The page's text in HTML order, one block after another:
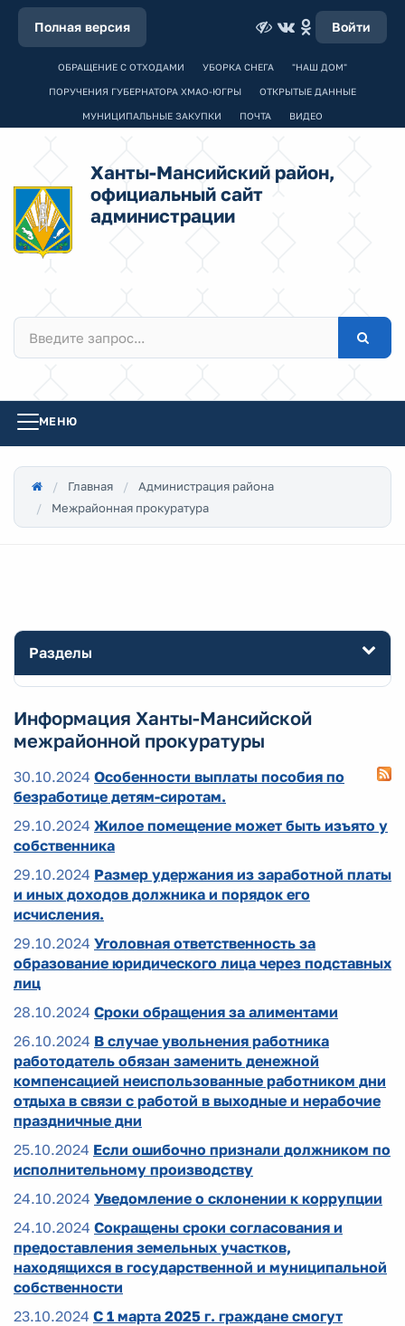
Полная версия Войти
ОБРАЩЕНИЕ С ОТХОДАМИ УБОРКА СНЕГА "НАШ ДОМ"
ПОРУЧЕНИЯ ГУБЕРНАТОРА ХМАО-ЮГРЫ ОТКРЫТЫЕ ДАННЫЕ
МУНИЦИПАЛЬНЫЕ ЗАКУПКИ ПОЧТА ВИДЕО
Ханты-Мансийский район,
официальный сайт
администрации
МЕНЮ
Главная
Администрация района
Межрайонная прокуратура
Разделы
Информация Ханты-Мансийской
межрайонной прокуратуры
30.10.2024 Особенности выплаты пособия по
безработице детям-сиротам.
29.10.2024 Жилое помещение может быть изъято у
собственника
29.10.2024 Размер удержания из заработной платы
и иных доходов должника и порядок его
исчисления.
29.10.2024 Уголовная ответственность за
образование юридического лица через подставных
лиц
28.10.2024 Сроки обращения за алиментами
26.10.2024 В случае увольнения работника
работодатель обязан заменить денежной
компенсацией неиспользованные работником дни
отдыха в связи с работой в выходные и нерабочие
праздничные дни
25.10.2024 Если ошибочно признали должником по
исполнительному производству
24.10.2024 Уведомление о склонении к коррупции
24.10.2024 Сокращены сроки согласования и
предоставления земельных участков,
находящихся в государственной и муниципальной
собственности
23.10.2024 С 1 марта 2025 г. граждане смогут